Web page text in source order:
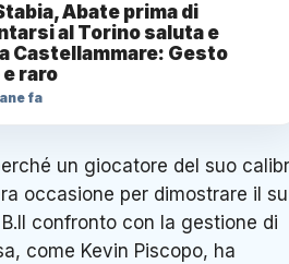
Abate prima di
al Torino saluta e
Castellammare: Gesto
raro
fa
un giocatore del suo
occasione per dimostrare il
confronto con la gestione di
come Kevin Piscopo, ha